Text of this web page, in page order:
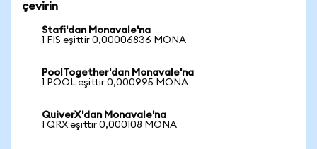
çevirin
Stafi'dan Monavale'na
1 FIS eşittir 0,00006836 MONA
PoolTogether'dan Monavale'na
1 POOL eşittir 0,000995 MONA
QuiverX'dan Monavale'na
1 QRX eşittir 0,000108 MONA